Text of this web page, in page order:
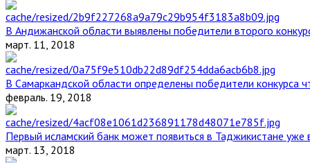
В Андижанской области выявлены победители второго
март. 11, 2018
В Самаркандской области определены победители конкурса
февраль. 19, 2018
Первый исламский банк может появиться в Таджикистане уже
март. 13, 2018